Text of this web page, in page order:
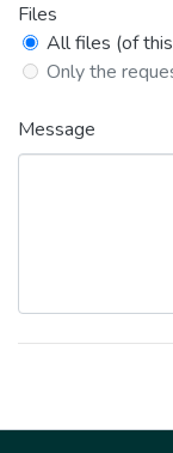
Files
All files (of
Only the
Message